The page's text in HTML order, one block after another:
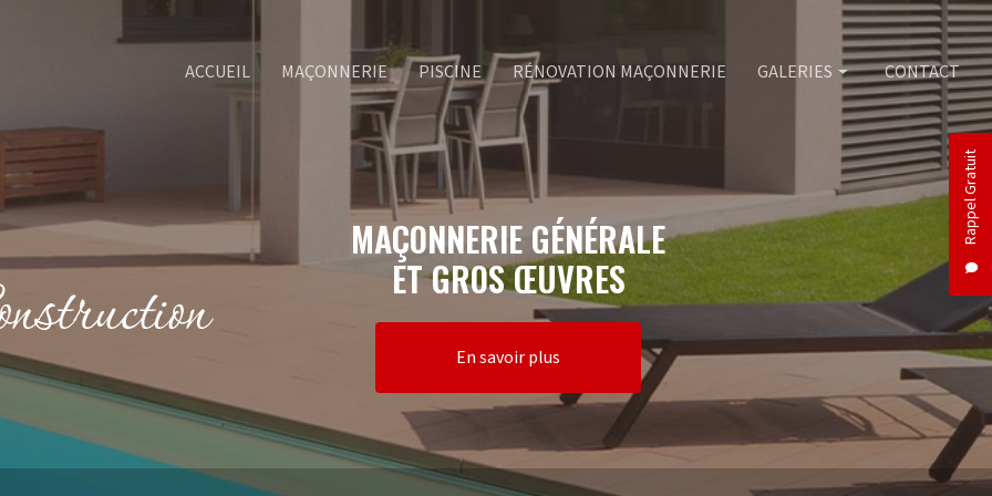
Rappel Gratuit
ACCUEIL MAÇONNERIE PISCINE RÉNOVATION MAÇONNERIE GALERIES
Maçonnerie
Piscine
Rénovation maçonnerie
CONTACT
MAÇONNERIE GÉNÉRALE
ET GROS ŒUVRES
En savoir plus